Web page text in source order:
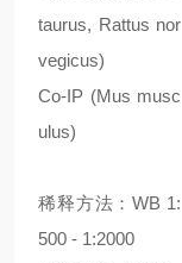
taurus, Rattus nor
vegicus)
Co-IP (Mus musc
ulus)
稀释方法：WB 1:
500 - 1:2000